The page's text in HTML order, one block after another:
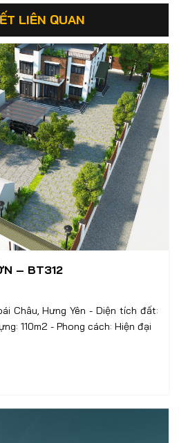
LIÊN QUAN
– BT312
Châu, Hưng Yên - Diện tích đất:
110m2 - Phong cách: Hiện đại